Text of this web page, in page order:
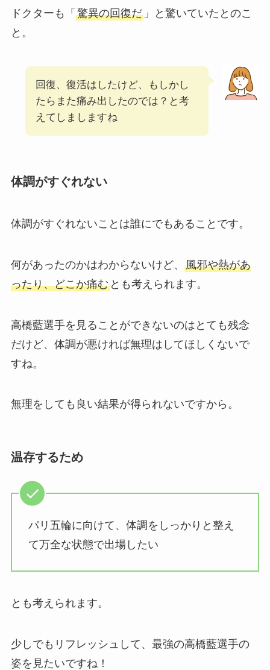
ドクターも「 驚異の回復だ」と驚いていたとのこ
と。
回復、復活はしたけど、もしかし
たらまた痛み出したのでは？と考
えてしましますね
体調がすぐれない
体調がすぐれないことは誰にでもあることです。
何があったのかはわからないけど、 風邪や熱があ
ったり、どこか痛むとも考えられます。
高橋藍選手を見ることができないのはとても残念
だけど、体調が悪ければ無理はしてほしくないで
すね。
無理をしても良い結果が得られないですから。
温存するため
パリ五輪に向けて、体調をしっかりと整え
て万全な状態で出場したい
とも考えられます。
少しでもリフレッシュして、最強の高橋藍選手の
姿を見たいですね！